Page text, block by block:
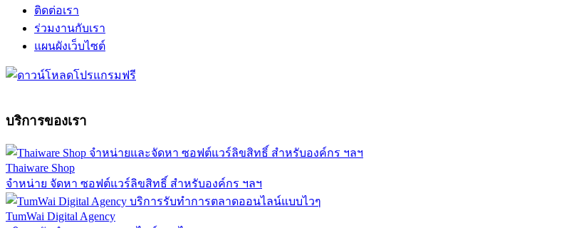
ติดต่อเรา
ร่วมงานกับเรา
แผนผังเว็บไซต์
บริการของเรา
Thaiware Shop
จำหน่าย จัดหา ซอฟต์แวร์ลิขสิทธิ์ สำหรับองค์กร ฯลฯ
TumWai Digital Agency